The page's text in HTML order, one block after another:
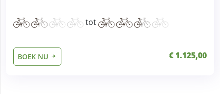
tot
BOEK NU € 1.125,00